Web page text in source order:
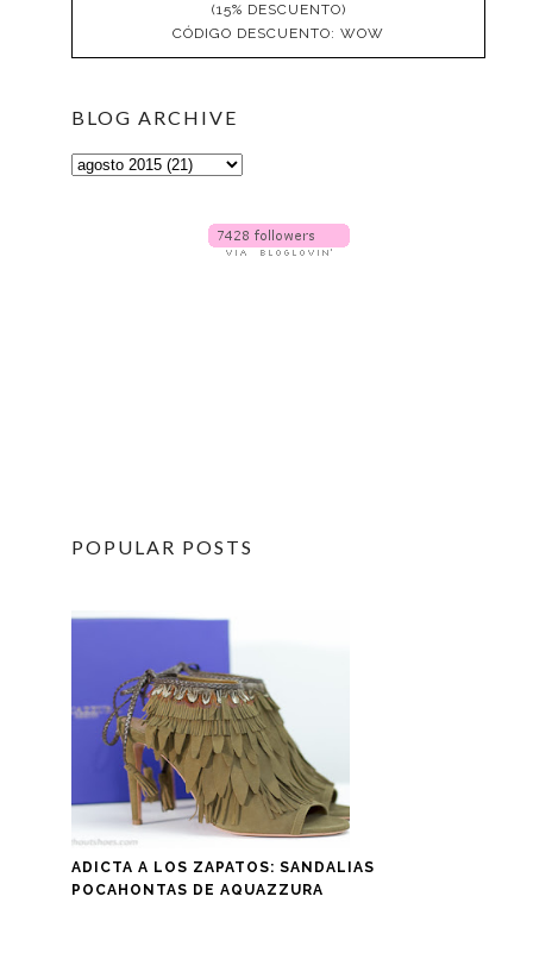
(15% DESCUENTO)
CÓDIGO DESCUENTO: WOW
BLOG ARCHIVE
POPULAR POSTS
ADICTA A LOS ZAPATOS: SANDALIAS
POCAHONTAS DE AQUAZZURA